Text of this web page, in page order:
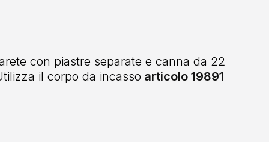
con piastre separate e canna da 22
il corpo da incasso articolo 19891